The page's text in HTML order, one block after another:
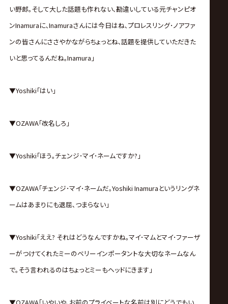
い野郎｡そして大した話題も作れない､勘違いしている元チャンピオ
ンInamuraに､Inamuraさんには今日はね､プロレスリング･ノアファ
ンの皆さんにささやかながらちょっとね､話題を提供していただきた
いと思ってるんだね｡Inamura｣
▼Yoshiki｢はい｣
▼OZAWA｢改名しろ｣
▼Yoshiki｢ほう｡チェンジ･マイ･ネームですか?｣
▼OZAWA｢チェンジ･マイ･ネームだ｡Yoshiki Inamuraというリングネ
ームはあまりにも退屈､つまらない｣
▼Yoshiki｢ええ? それはどうなんですかね｡マイ･マムとマイ･ファーザ
ーがつけてくれたミーのベリーインポータントな大切なネームなん
で｡そう言われるのはちょっとミーもヘッドにきます｣